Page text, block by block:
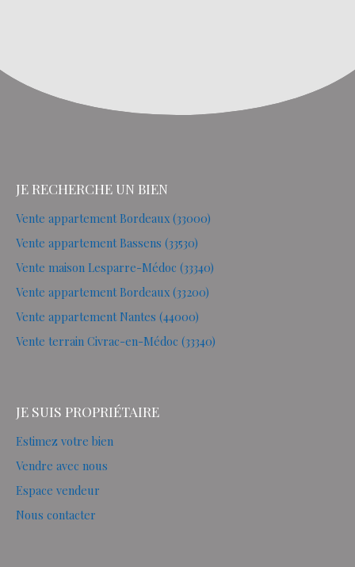
JE RECHERCHE UN BIEN
Vente appartement Bordeaux (33000)
Vente appartement Bassens (33530)
Vente maison Lesparre-Médoc (33340)
Vente appartement Bordeaux (33200)
Vente appartement Nantes (44000)
Vente terrain Civrac-en-Médoc (33340)
JE SUIS PROPRIÉTAIRE
Estimez votre bien
Vendre avec nous
Espace vendeur
Nous contacter